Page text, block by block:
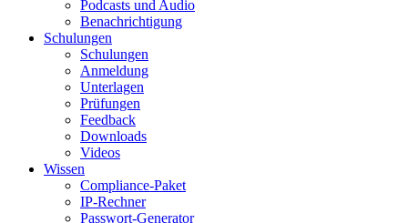
Podcasts und Audio
Benachrichtigung
Schulungen
Schulungen
Anmeldung
Unterlagen
Prüfungen
Feedback
Downloads
Videos
Wissen
Compliance-Paket
IP-Rechner
Passwort-Generator